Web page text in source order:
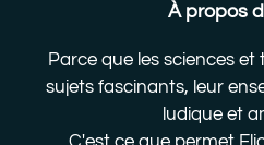
À propos
Parce que les sciences
sujets fascinants, leur
ludique et